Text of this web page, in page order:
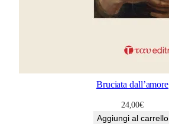
Bruciata dall’amore
24,00€
Aggiungi al carrello